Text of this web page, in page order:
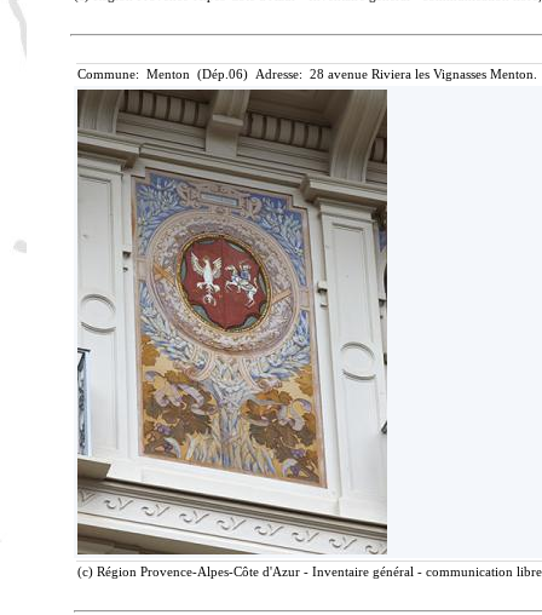
Commune: Menton (Dép.06) Adresse: 28 avenue Riviera les Vignasses
(c) Région Provence-Alpes-Côte d'Azur - Inventaire général - communication